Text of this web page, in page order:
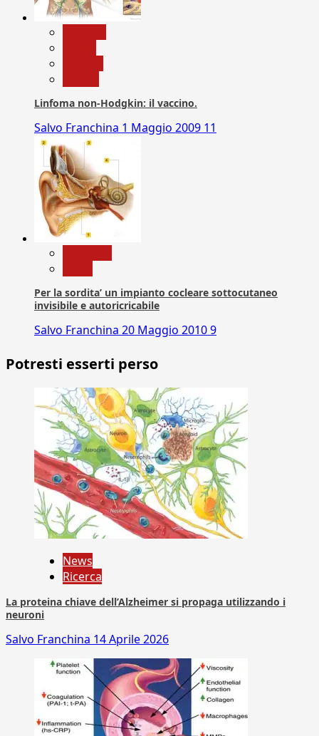
Linfoma non-Hodgkin: il vaccino.
Salvo Franchina 1 Maggio 2009 11
Per la sordita’ un impianto cocleare sottocutaneo
invisibile e autoricricabile
Salvo Franchina 20 Maggio 20109
Potresti esserti perso
News
Ricerca
La proteina chiave dell’Alzheimer si propaga utilizzando i
neuroni
Salvo Franchina 14 Aprile 2026